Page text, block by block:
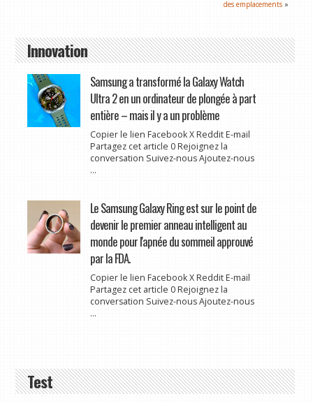
des emplacements »
Innovation
Samsung a transformé la Galaxy Watch
Ultra 2 en un ordinateur de plongée à part
entière – mais il y a un problème
Copier le lien Facebook X Reddit E-mail
Partagez cet article 0 Rejoignez la
conversation Suivez-nous Ajoutez-nous
...
Le Samsung Galaxy Ring est sur le point de
devenir le premier anneau intelligent au
monde pour l'apnée du sommeil approuvé
par la FDA.
Copier le lien Facebook X Reddit E-mail
Partagez cet article 0 Rejoignez la
conversation Suivez-nous Ajoutez-nous
...
Test